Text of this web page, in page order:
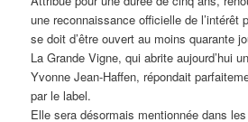
une reconnaissance officielle de l’intérêt
se doit d’être ouvert au moins quarante
La Grande Vigne, qui abrite aujourd’hui
Yvonne Jean-Haffen, répondait
par le label.
Elle sera désormais mentionnée dans